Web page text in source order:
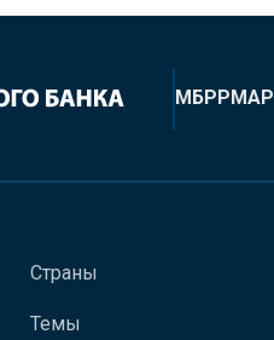
МБРРМАР
Страны
Темы